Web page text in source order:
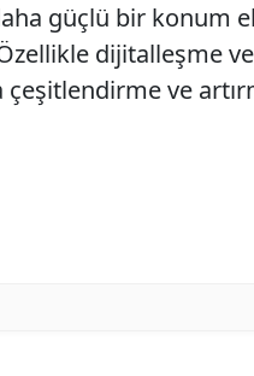
güçlü bir konum
dijitalleşme ve
çeşitlendirme ve